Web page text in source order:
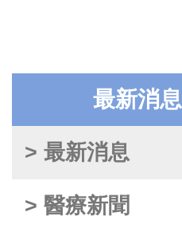
最新消息
> 最新消息
> 醫療新聞